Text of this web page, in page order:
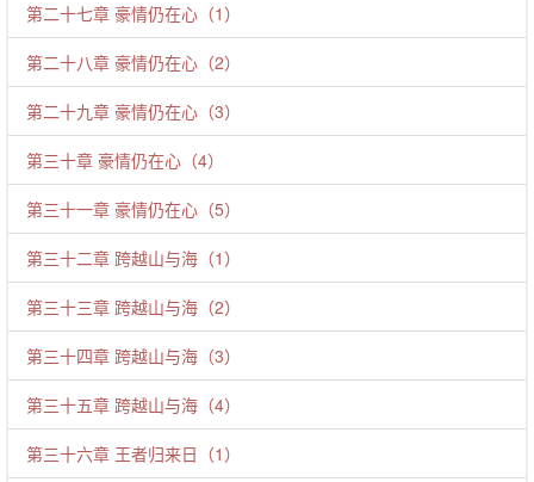
第二十七章 豪情仍在心（1）
第二十八章 豪情仍在心（2）
第二十九章 豪情仍在心（3）
第三十章 豪情仍在心（4）
第三十一章 豪情仍在心（5）
第三十二章 跨越山与海（1）
第三十三章 跨越山与海（2）
第三十四章 跨越山与海（3）
第三十五章 跨越山与海（4）
第三十六章 王者归来日（1）